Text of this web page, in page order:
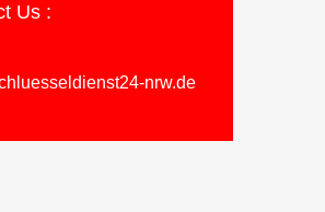
Us :
nrw.de